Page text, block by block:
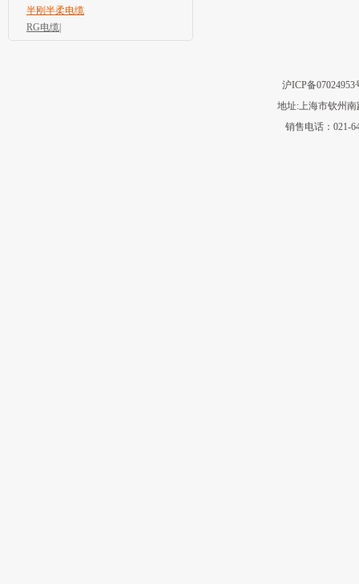
半刚半柔电缆
RG电缆|
沪ICP备
地址:上海市钦州南
销售电话：021-